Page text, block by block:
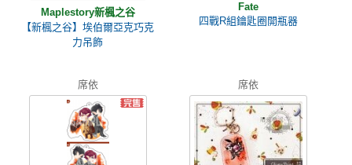
Maplestory新楓之谷
【新楓之谷】埃伯爾亞克巧克
力吊飾
Fate
四戰R組鑰匙圈開瓶器
席依 席依